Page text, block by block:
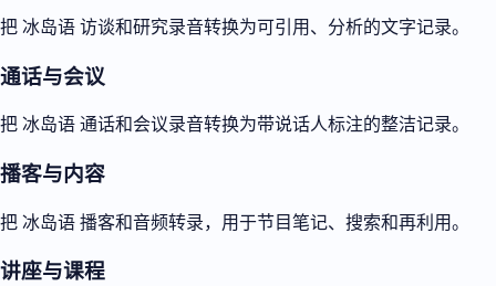
把 冰岛语 访谈和研究录音转换为可引用、分析的文字记录。
通话与会议
把 冰岛语 通话和会议录音转换为带说话人标注的整洁记录。
播客与内容
把 冰岛语 播客和音频转录，用于节目笔记、搜索和再利用。
讲座与课程